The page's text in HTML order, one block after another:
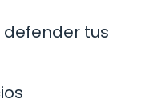
defender tus